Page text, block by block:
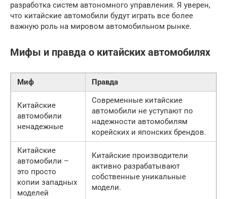
разработка систем автономного управления. Я уверен,
что китайские автомобили будут играть все более
важную роль на мировом автомобильном рынке.
Мифы и правда о китайских автомобилях
Миф Правда
Китайские
автомобили
ненадежные
Современные китайские
автомобили не уступают по
надежности автомобилям
корейских и японских брендов.
Китайские
автомобили –
это просто
копии западных
моделей
Китайские производители
активно разрабатывают
собственные уникальные
модели.